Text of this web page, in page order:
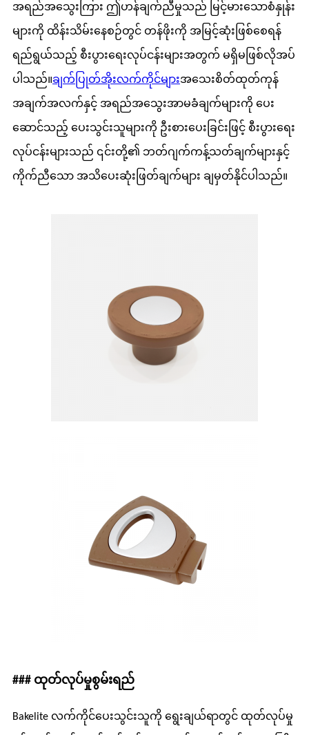
အရည်အသွေးကြား ဤဟန်ချက်ညီမှုသည် မြင့်မားသောစံနှုန်း
များကို ထိန်းသိမ်းနေစဉ်တွင် တန်ဖိုးကို အမြင့်ဆုံးဖြစ်စေရန်
ရည်ရွယ်သည့် စီးပွားရေးလုပ်ငန်းများအတွက် မရှိမဖြစ်လိုအပ်
ပါသည်။ချက်ပြုတ်အိုးလက်ကိုင်များအသေးစိတ်ထုတ်ကုန်
အချက်အလက်နှင့် အရည်အသွေးအာမခံချက်များကို ပေး
ဆောင်သည့် ပေးသွင်းသူများကို ဦးစားပေးခြင်းဖြင့် စီးပွားရေး
လုပ်ငန်းများသည် ၎င်းတို့၏ ဘတ်ဂျက်ကန့်သတ်ချက်များနှင့်
ကိုက်ညီသော အသိပေးဆုံးဖြတ်ချက်များ ချမှတ်နိုင်ပါသည်။
### ထုတ်လုပ်မှုစွမ်းရည်
Bakelite လက်ကိုင်ပေးသွင်းသူကို ရွေးချယ်ရာတွင် ထုတ်လုပ်မှု